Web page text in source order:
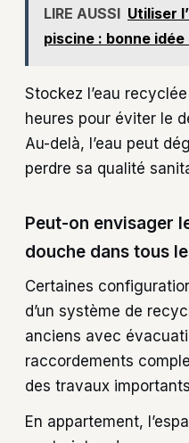
LIRE AUSSI Utiliser
piscine : bonne
Stockez l’eau
heures pour éviter le
Au-delà, l’eau peut
perdre sa qualité
Peut-on envisager
douche dans tous
Certaines
d’un système de
anciens avec
raccordements
des travaux
En appartement,